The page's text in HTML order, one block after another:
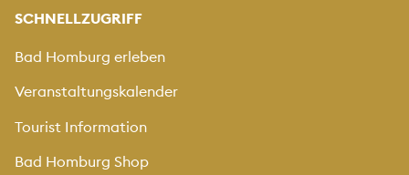
SCHNELLZUGRIFF
Bad Homburg erleben
Veranstaltungskalender
Tourist Information
Bad Homburg Shop